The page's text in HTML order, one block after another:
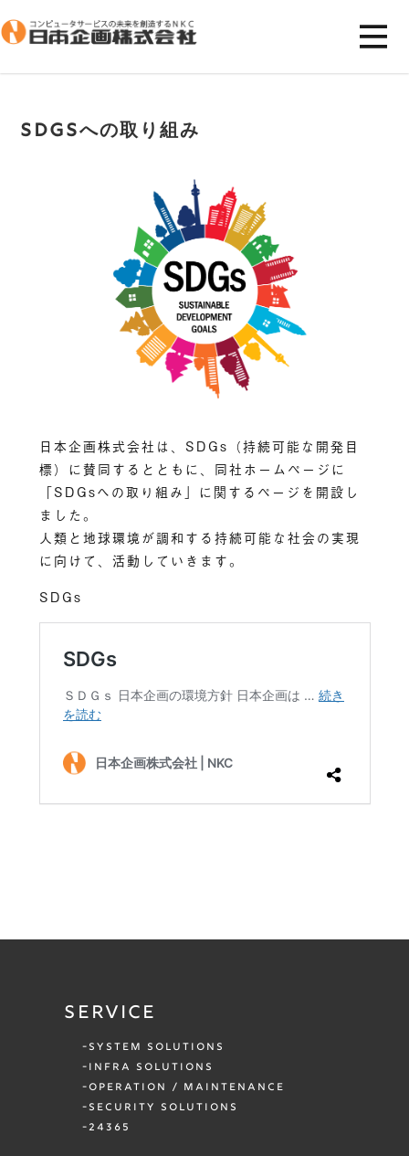
SDGsへの取り組み
日本企画株式会社は、SDGs（持続可能な開発目
標）に賛同するとともに、同社ホームページに
「SDGsへの取り組み」に関するページを開設し
ました。
人類と地球環境が調和する持続可能な社会の実現
に向けて、活動していきます。
SDGs
SERVICE
SYSTEM SOLUTIONS
INFRA SOLUTIONS
OPERATION / MAINTENANCE
SECURITY SOLUTIONS
24365